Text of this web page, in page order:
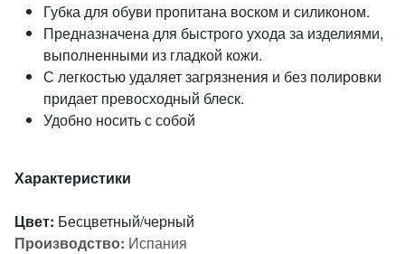
Губка для обуви пропитана воском и силиконом.
Предназначена для быстрого ухода за изделиями,
выполненными из гладкой кожи.
С легкостью удаляет загрязнения и без полировки
придает превосходный блеск.
Удобно носить с собой
Характеристики
Цвет: Бесцветный/черный
Производство: Испания